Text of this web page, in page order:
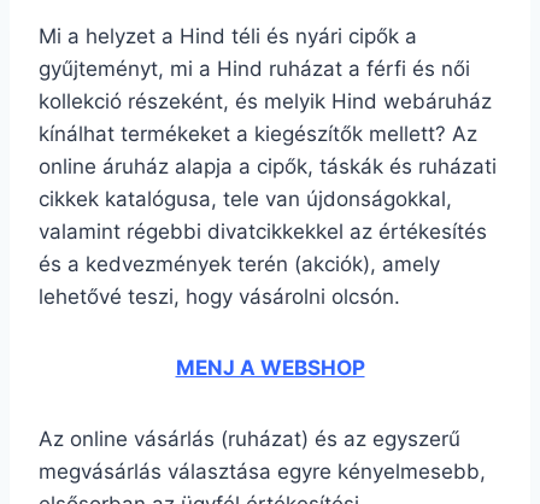
Mi a helyzet a Hind téli és nyári cipők a
gyűjteményt, mi a Hind ruházat a férfi és női
kollekció részeként, és melyik Hind webáruház
kínálhat termékeket a kiegészítők mellett? Az
online áruház alapja a cipők, táskák és ruházati
cikkek katalógusa, tele van újdonságokkal,
valamint régebbi divatcikkekkel az értékesítés
és a kedvezmények terén (akciók), amely
lehetővé teszi, hogy vásárolni olcsón.
MENJ A WEBSHOP
Az online vásárlás (ruházat) és az egyszerű
megvásárlás választása egyre kényelmesebb,